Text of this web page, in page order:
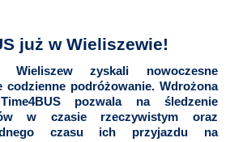
już w Wieliszewie!
Wieliszew zyskali nowoczesne
codzienne podróżowanie. Wdrożona
pozwala na śledzenie
w czasie rzeczywistym oraz
czasu ich przyjazdu na